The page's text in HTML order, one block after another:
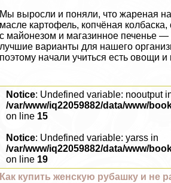
Мы выросли и поняли, что жареная на
масле картофель, копчёная колбаска,
с майонезом и магазинное печенье —
лучшие варианты для нашего
поэтому начали учиться есть овощи и
Notice: Undefined variable: nooutput
/var/www/iq22059882/data/www/
on line 15
Notice: Undefined variable: yarss in
/var/www/iq22059882/data/www/
on line 19
Как купить женскую рубашку и не